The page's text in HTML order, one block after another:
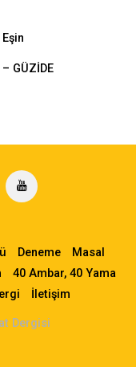
GÜZİDE
Deneme
Masal
40 Ambar, 40 Yama
İletişim
Dergisi